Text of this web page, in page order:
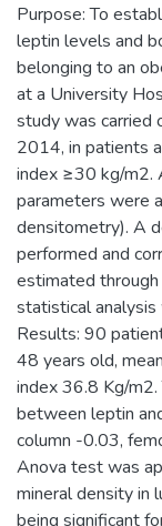
Purpose: To
leptin levels and
belonging to an
at a University
study was carried
2014, in patients
index ≥30 kg/m2.
parameters were
densitometry). A
performed and
estimated
statistical
Results: 90
48 years old,
index 36.8 Kg/
between leptin
column -0.03,
Anova test was
mineral density in
being significant